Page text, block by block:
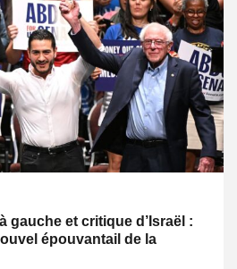
gauche et critique d’Israël :
épouvantail de la